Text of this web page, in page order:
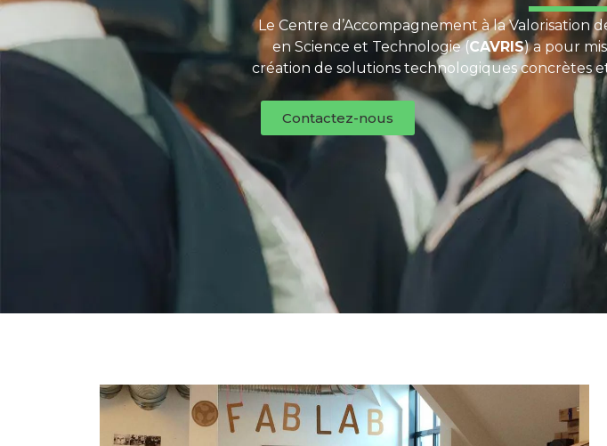
Le Centre d’Accompagnement à la Valorisation
en Science et Technologie (CAVRIS) a pour
création de solutions technologiques concrètes
Contactez-nous